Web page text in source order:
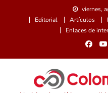
viernes,
Editorial
Artículos
Enlaces de